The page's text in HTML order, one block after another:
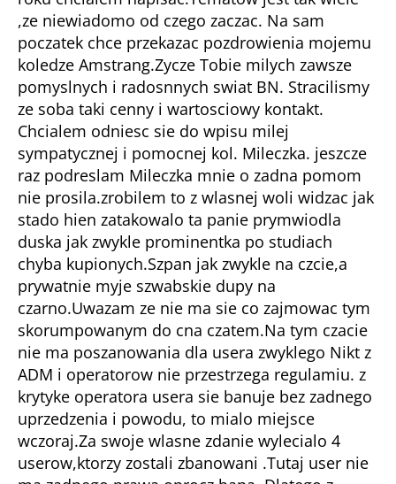
,ze niewiadomo od czego zaczac. Na sam
poczatek chce przekazac pozdrowienia mojemu
koledze Amstrang.Zycze Tobie milych zawsze
pomyslnych i radosnnych swiat BN. Stracilismy
ze soba taki cenny i wartosciowy kontakt.
Chcialem odniesc sie do wpisu milej
sympatycznej i pomocnej kol. Mileczka. jeszcze
raz podreslam Mileczka mnie o zadna pomom
nie prosila.zrobilem to z wlasnej woli widzac jak
stado hien zatakowalo ta panie prymwiodla
duska jak zwykle prominentka po studiach
chyba kupionych.Szpan jak zwykle na czcie,a
prywatnie myje szwabskie dupy na
czarno.Uwazam ze nie ma sie co zajmowac tym
skorumpowanym do cna czatem.Na tym czacie
nie ma poszanowania dla usera zwyklego Nikt z
ADM i operatorow nie przestrzega regulamiu. z
krytyke operatora usera sie banuje bez zadnego
uprzedzenia i powodu, to mialo miejsce
wczoraj.Za swoje wlasne zdanie wylecialo 4
userow,ktorzy zostali zbanowani .Tutaj user nie